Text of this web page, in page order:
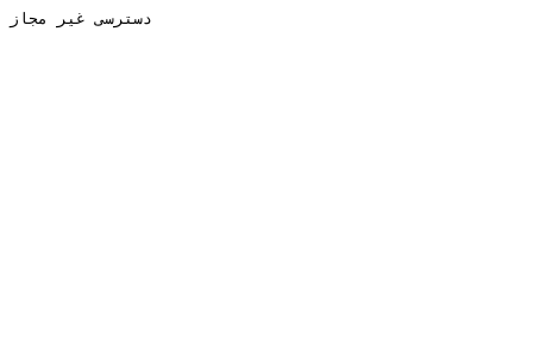
دسترسی غیر مجاز